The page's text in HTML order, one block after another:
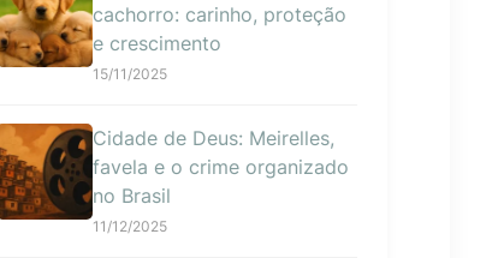
cachorro: carinho, proteção
e crescimento
15/11/2025
Cidade de Deus: Meirelles,
favela e o crime organizado
no Brasil
11/12/2025